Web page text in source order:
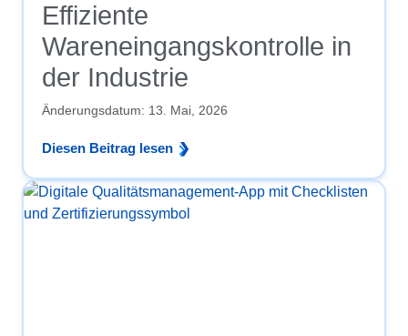
Effiziente
Wareneingangskontrolle in
der Industrie
Änderungsdatum: 13. Mai, 2026
Diesen Beitrag lesen